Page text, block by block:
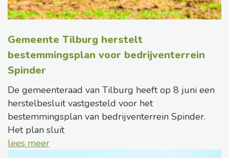
Gemeente Tilburg herstelt
bestemmingsplan voor bedrijventerrein
Spinder
De gemeenteraad van Tilburg heeft op 8 juni een
herstelbesluit vastgesteld voor het
bestemmingsplan van bedrijventerrein Spinder.
Het plan sluit
lees meer